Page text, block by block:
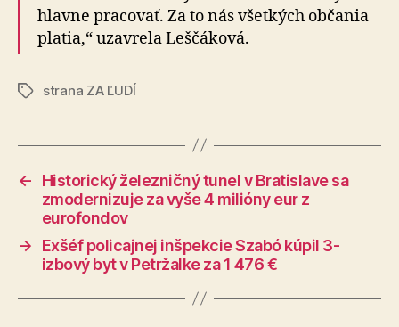
hlavne pracovať. Za to nás všetkých občania
platia,“ uzavrela Leščáková.
Značkystrana ZA ĽUDÍ
←
Historický železničný tunel v Bratislave sa
zmodernizuje za vyše 4 milióny eur z
eurofondov
→
Exšéf policajnej inšpekcie Szabó kúpil 3-
izbový byt v Petržalke za 1 476 €